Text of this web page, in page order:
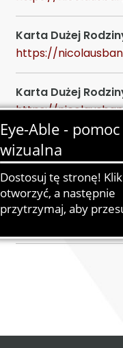
Karta Dużej
https://
Karta Dużej
https://
Programy korzyści
https://
Agromax
https://